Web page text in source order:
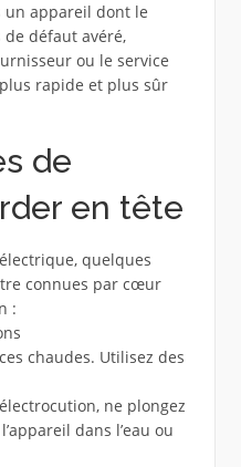
un appareil dont le
défaut avéré,
ou le service
rapide et plus sûr
de
en tête
quelques
connues par cœur
:
chaudes. Utilisez des
ne plongez
dans l’eau ou